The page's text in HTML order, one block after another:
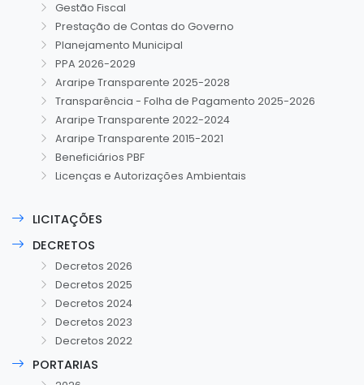
Gestão Fiscal
Prestação de Contas do Governo
Planejamento Municipal
PPA 2026-2029
Araripe Transparente 2025-2028
Transparência - Folha de Pagamento 2025-2026
Araripe Transparente 2022-2024
Araripe Transparente 2015-2021
Beneficiários PBF
Licenças e Autorizações Ambientais
LICITAÇÕES
DECRETOS
Decretos 2026
Decretos 2025
Decretos 2024
Decretos 2023
Decretos 2022
PORTARIAS